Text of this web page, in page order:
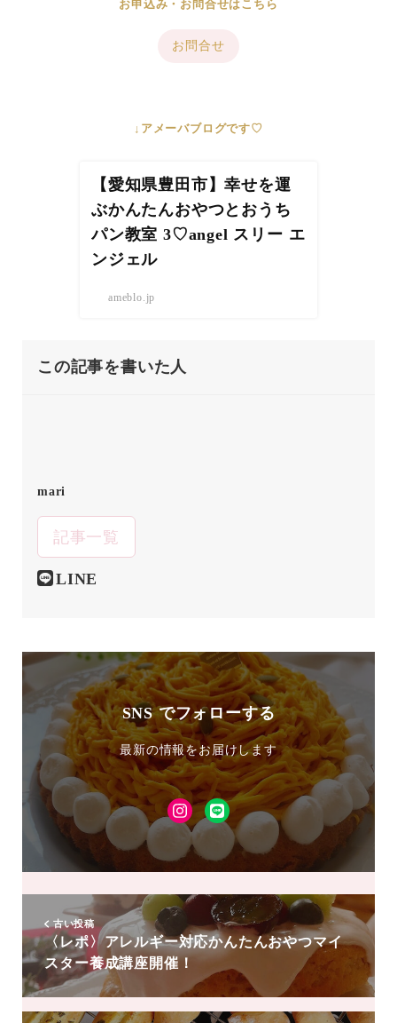
お申込み・お問合せはこちら
お問合せ
↓アメーバブログです♡
【愛知県豊田市】幸せを運
ぶかんたんおやつとおうち
パン教室 3♡angel スリー エ
ンジェル
ameblo.jp
この記事を書いた人
mari
記事一覧
LINE
SNS でフォローする
最新の情報をお届けします
Instagram
LINE
友
達
追
加
古い投稿
〈レポ〉アレルギー対応かんたんおやつマイ
スター養成講座開催！